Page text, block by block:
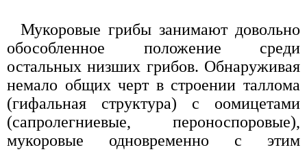
Мукоровые грибы занимают довольно
обособленное положение среди
остальных низших грибов. Обнаруживая
немало общих черт в строении таллома
(гифальная структура) с оомицетами
(сапролегниевые, пероноспоровые),
мукоровые одновременно с этим